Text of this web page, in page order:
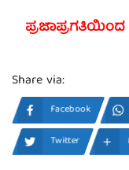
ಪ್ರಜಾಪ್ರಗತಿಯಿಂದ
Share via:
Facebook
Twitter